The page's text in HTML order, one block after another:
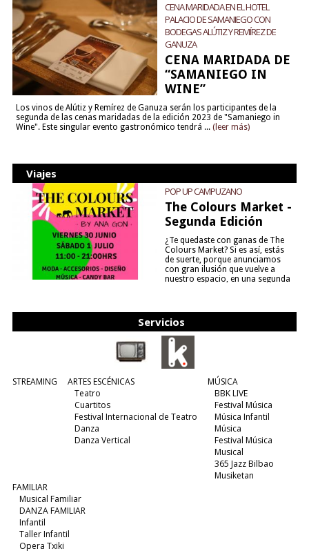
CENA MARIDADA EN EL HOTEL
PALACIO DE SAMANIEGO CON
BODEGAS ALÚTIZ Y REMÍREZ DE
GANUZA
CENA MARIDADA DE
“SAMANIEGO IN
WINE”
Los vinos de Alútiz y Remírez de Ganuza serán los participantes de la
segunda de las cenas maridadas de la edición 2023 de "Samaniego in
Wine". Este singular evento gastronómico tendrá ... (leer más)
Viajes
POP UP CAMPUZANO
The Colours Market -
Segunda Edición
¿Te quedaste con ganas de The
Colours Market? Si es así, estás
de suerte, porque anunciamos
con gran ilusión que vuelve a
nuestro espacio, en una segunda
Servicios
STREAMING
ARTES ESCÉNICAS
Teatro
Cuartitos
Festival Internacional de Teatro
Danza
Danza Vertical
MÚSICA
BBK LIVE
Festival Música
Música Infantil
Música
Festival Música
Musical
365 Jazz Bilbao
Musiketan
FAMILIAR
Musical Familiar
DANZA FAMILIAR
Infantil
Taller Infantil
Opera Txiki